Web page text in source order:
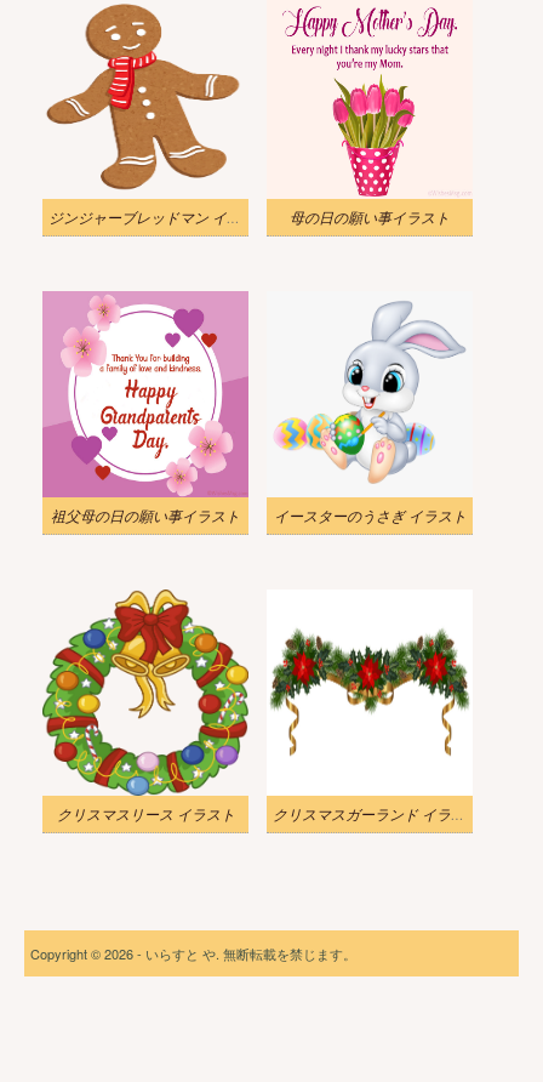
ジンジャーブレッドマン イラスト 母の日の願い事イラスト
祖父母の日の願い事イラスト イースターのうさぎ イラスト
クリスマスリース イラスト クリスマスガーランド イラスト
Copyright © 2026 - いらすと や. 無断転載を禁じます。